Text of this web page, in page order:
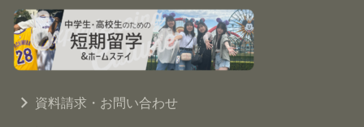
資料請求・お問い合わせ